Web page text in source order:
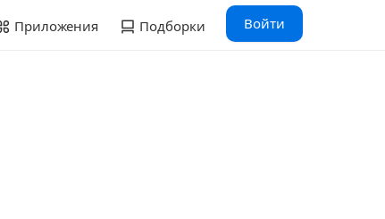
Приложения Подборки Войти